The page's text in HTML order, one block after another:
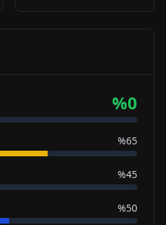
%0
%65
%45
%50